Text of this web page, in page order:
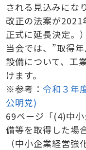
される見込みにな
改正の法案が2021
正式に延長決定。）
当会では、”取得
設備について、工
けます。
※参考： 令和３年
公明党)
69ページ「(4)中
備等を取得した場
（中小企業経営